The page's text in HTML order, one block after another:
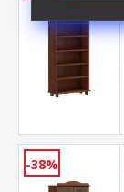
-38%